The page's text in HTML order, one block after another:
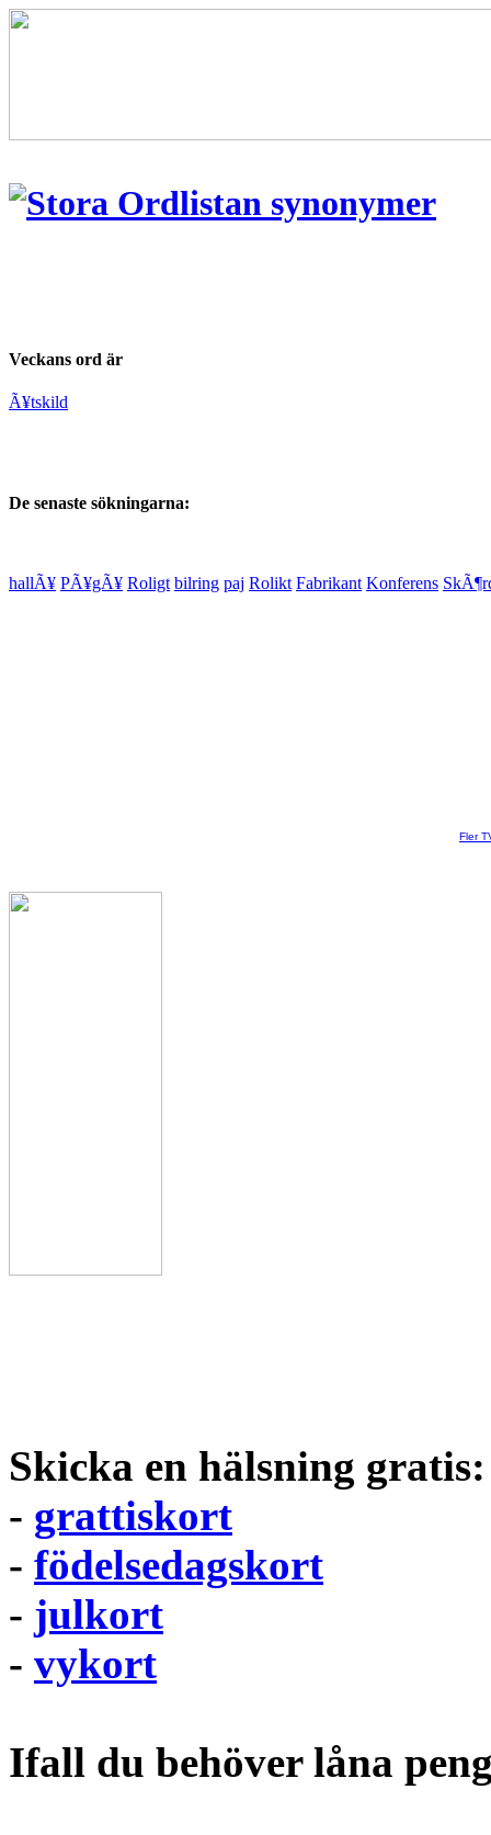
Veckans ord är
Ã¥tskild
De senaste sökningarna:
hallÃ¥ PÃ¥gÃ¥ Roligt bilring paj Rolikt Fabrikant Konferens
Fler
Skicka en hälsning gratis:
- grattiskort
- födelsedagskort
- julkort
- vykort
Ifall du behöver låna